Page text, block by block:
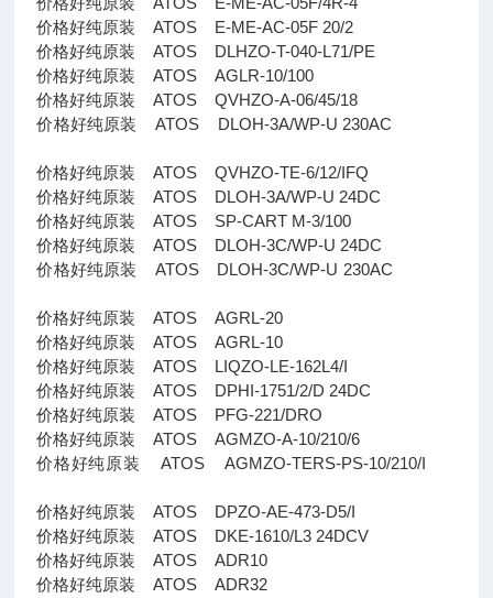
价格好纯原装 ATOS E-ME-AC-05F 20/2
价格好纯原装 ATOS DLHZO-T-040-L71/PE
价格好纯原装 ATOS AGLR-10/100
价格好纯原装 ATOS QVHZO-A-06/45/18
价格好纯原装 ATOS DLOH-3A/WP-U 230AC
价格好纯原装 ATOS QVHZO-TE-6/12/IFQ
价格好纯原装 ATOS DLOH-3A/WP-U 24DC
价格好纯原装 ATOS SP-CART M-3/100
价格好纯原装 ATOS DLOH-3C/WP-U 24DC
价格好纯原装 ATOS DLOH-3C/WP-U 230AC
价格好纯原装 ATOS AGRL-20
价格好纯原装 ATOS AGRL-10
价格好纯原装 ATOS LIQZO-LE-162L4/I
价格好纯原装 ATOS DPHI-1751/2/D 24DC
价格好纯原装 ATOS PFG-221/DRO
价格好纯原装 ATOS AGMZO-A-10/210/6
价格好纯原装 ATOS AGMZO-TERS-PS-10/210/I
价格好纯原装 ATOS DPZO-AE-473-D5/I
价格好纯原装 ATOS DKE-1610/L3 24DCV
价格好纯原装 ATOS ADR10
价格好纯原装 ATOS ADR32